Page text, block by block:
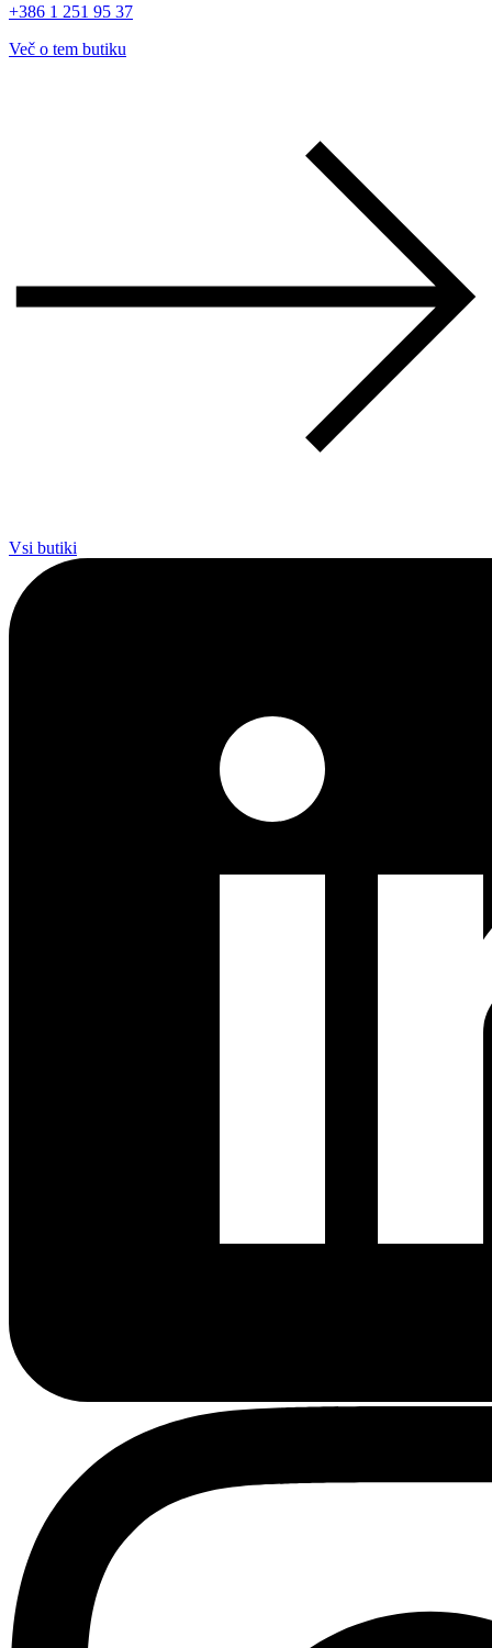
+386 1 251 95 37
Več o tem butiku
Vsi butiki